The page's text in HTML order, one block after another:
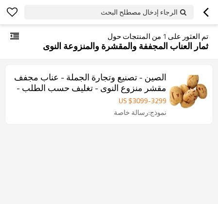
الرجاء إدخال مصطلح البحث
تم العثور على 1 من المنتجات حول
ثمار العناب المجففة والمقشرة والمنزوعة النوى
الصين - تصنيع وتجارة الجملة - عناب مجفف
مقشر منزوع النوى - تغليف حسب الطلب -
توريد بالجملة
US $3099-3299
نموذج:رسالة خاصة